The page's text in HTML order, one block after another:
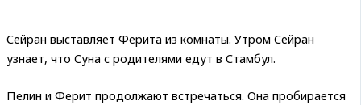
Сейран выставляет Ферита из комнаты. Утром Сейран
узнает, что Суна с родителями едут в Стамбул.
Пелин и Ферит продолжают встречаться. Она пробирается